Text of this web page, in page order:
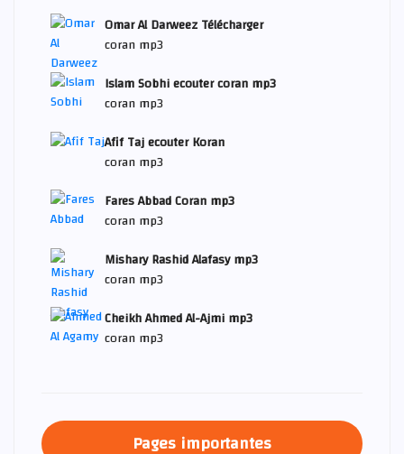
Omar Al Darweez Télécharger
coran mp3
Islam Sobhi ecouter coran mp3
coran mp3
Afif Taj ecouter Koran
coran mp3
Fares Abbad Coran mp3
coran mp3
Mishary Rashid Alafasy mp3
coran mp3
Cheikh Ahmed Al-Ajmi mp3
coran mp3
Pages importantes